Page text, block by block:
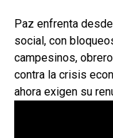
Paz enfrenta
social, con
campesinos,
contra la crisis
ahora exigen su